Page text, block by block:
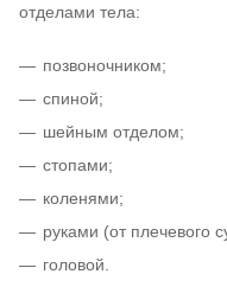
отделами тела:
позвоночником;
спиной;
шейным отделом;
стопами;
коленями;
руками (от плечевого
головой.